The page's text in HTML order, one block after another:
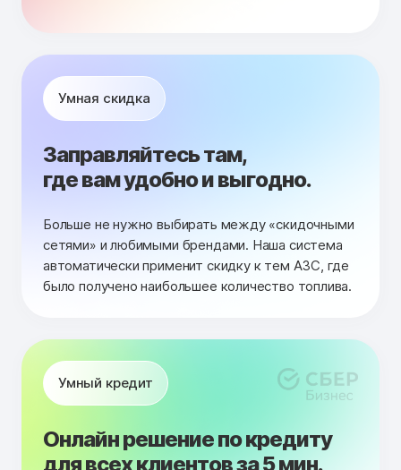
Умная скидка
Заправляйтесь там,
где вам удобно и выгодно.
Больше не нужно выбирать между «скидочными
сетями» и любимыми брендами. Наша система
автоматически применит скидку к тем АЗС, где
было получено наибольшее количество топлива.
Умный кредит
Онлайн решение по кредиту
для всех клиентов за 5 мин.